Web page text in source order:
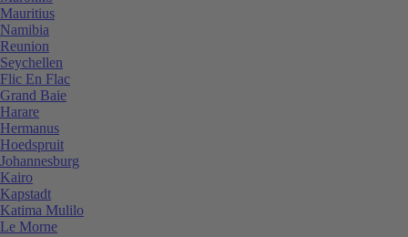
Mauritius
Namibia
Reunion
Seychellen
Flic En Flac
Grand Baie
Harare
Hermanus
Hoedspruit
Johannesburg
Kairo
Kapstadt
Katima Mulilo
Le Morne